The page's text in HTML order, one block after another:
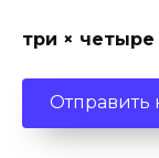
три × четыре